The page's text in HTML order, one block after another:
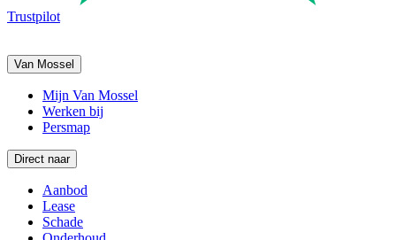
Trustpilot
Van Mossel
Mijn Van Mossel
Werken bij
Persmap
Direct naar
Aanbod
Lease
Schade